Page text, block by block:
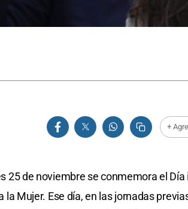
+
25 de noviembre se conmemora el
la Mujer. Ese día, en las jornadas